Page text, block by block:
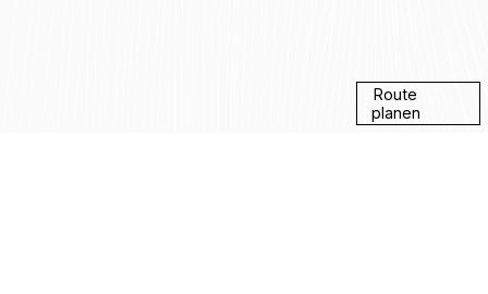
Route
planen